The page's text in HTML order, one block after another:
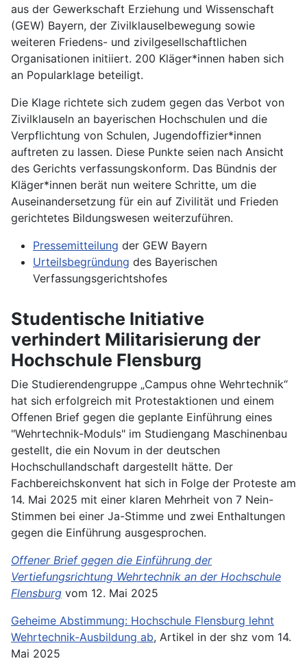
aus der Gewerkschaft Erziehung und Wissenschaft
(GEW) Bayern, der Zivilklauselbewegung sowie
weiteren Friedens- und zivilgesellschaftlichen
Organisationen initiiert. 200 Kläger*innen haben sich
an Popularklage beteiligt.
Die Klage richtete sich zudem gegen das Verbot von
Zivilklauseln an bayerischen Hochschulen und die
Verpflichtung von Schulen, Jugendoffizier*innen
auftreten zu lassen. Diese Punkte seien nach Ansicht
des Gerichts verfassungskonform. Das Bündnis der
Kläger*innen berät nun weitere Schritte, um die
Auseinandersetzung für ein auf Zivilität und Frieden
gerichtetes Bildungswesen weiterzuführen.
Pressemitteilung der GEW Bayern
Urteilsbegründung des Bayerischen
Verfassungsgerichtshofes
Studentische Initiative
verhindert Militarisierung der
Hochschule Flensburg
Die Studierendengruppe „Campus ohne Wehrtechnik“
hat sich erfolgreich mit Protestaktionen und einem
Offenen Brief gegen die geplante Einführung eines
"Wehrtechnik-Moduls" im Studiengang Maschinenbau
gestellt, die ein Novum in der deutschen
Hochschullandschaft dargestellt hätte. Der
Fachbereichskonvent hat sich in Folge der Proteste am
14. Mai 2025 mit einer klaren Mehrheit von 7 Nein-
Stimmen bei einer Ja-Stimme und zwei Enthaltungen
gegen die Einführung ausgesprochen.
Offener Brief gegen die Einführung der
Vertiefungsrichtung Wehrtechnik an der Hochschule
Flensburg vom 12. Mai 2025
Geheime Abstimmung: Hochschule Flensburg lehnt
Wehrtechnik-Ausbildung ab, Artikel in der shz vom 14.
Mai 2025